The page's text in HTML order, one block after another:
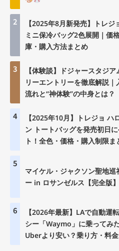
2
【2025年8月新発売】トレジ
ミニ保冷バッグ2色展開｜価
庫・購入方法まとめ
3
【体験談】ドジャースタジア
リーエントリーを徹底解説｜
流れと“神体験”の中身とは？
4
【2025年10月】トレジョ ハ
ン トートバッグを発売初日
ト！全色・価格・購入制限ま
5
マイケル・ジャクソン聖地巡
ー in ロサンゼルス【完全版】
6
【2026年最新】LAで自動運
シー「Waymo」に乗ってみ
Uberより安い？乗り方・料金